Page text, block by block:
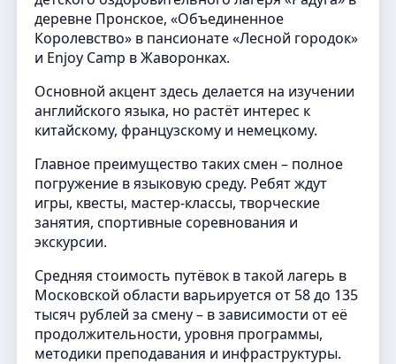
деревне Пронское, «Объединенное
Королевство» в пансионате «Лесной городок»
и Enjoy Camp в Жаворонках.
Основной акцент здесь делается на изучении
английского языка, но растёт интерес к
китайскому, французскому и немецкому.
Главное преимущество таких смен – полное
погружение в языковую среду. Ребят ждут
игры, квесты, мастер-классы, творческие
занятия, спортивные соревнования и
экскурсии.
Средняя стоимость путёвок в такой лагерь в
Московской области варьируется от 58 до 135
тысяч рублей за смену – в зависимости от её
продолжительности, уровня программы,
методики преподавания и инфраструктуры.